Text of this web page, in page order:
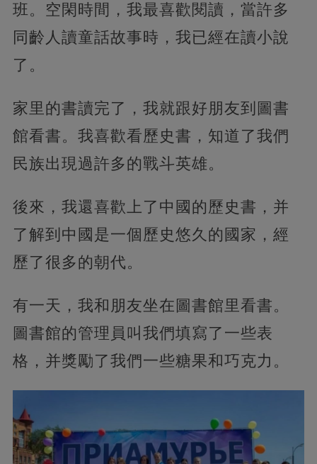
班。空閑時間，我最喜歡閱讀，當許多
同齡人讀童話故事時，我已經在讀小說
了。
家里的書讀完了，我就跟好朋友到圖書
館看書。我喜歡看歷史書，知道了我們
民族出現過許多的戰斗英雄。
後來，我還喜歡上了中國的歷史書，并
了解到中國是一個歷史悠久的國家，經
歷了很多的朝代。
有一天，我和朋友坐在圖書館里看書。
圖書館的管理員叫我們填寫了一些表
格，并獎勵了我們一些糖果和巧克力。